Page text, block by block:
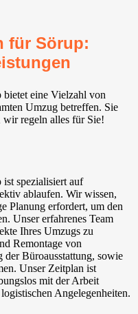
für Sörup:
bietet eine Vielzahl von
Umzug betreffen. Sie
wir regeln alles für Sie!
spezialisiert auf
ablaufen. Wir wissen,
Planung erfordert, um den
Unser erfahrenes Team
Ihres Umzugs zu
Remontage von
der Büroausstattung, sowie
Unser Zeitplan ist
mit der Arbeit
Angelegenheiten.